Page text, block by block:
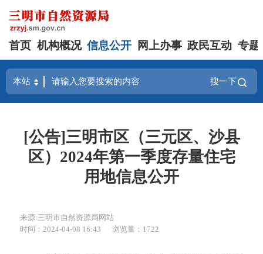
首页 机构概况 信息公开 网上办事 政民互动 专题
搜一下
[公告]三明市区（三元区、沙县
区）2024年第一季度存量住宅
用地信息公开
来源:三明市自然资源局网站
时间：2024-04-08 16:43
浏览量：1722